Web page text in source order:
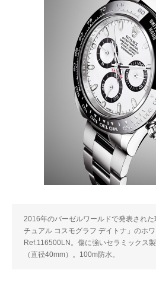
2016年のバーゼルワールドで発表され
チュアル コスモグラフ デイトナ」のホワ
Ref.116500LN。傷に強いセラミックス
（直径40mm）。100m防水。